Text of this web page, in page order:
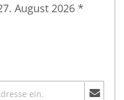
August 2026 *